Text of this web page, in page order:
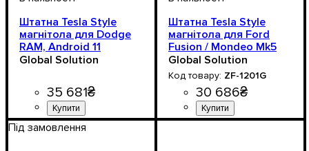
Штатна Tesla Style
магнітола для Dodge
RAM, Android 11
Global Solution
35 681₴
Штатна Tesla Style
магнітола для Ford
Fusion / Mondeo Mk5
2013–2019, Android 11,
12.1"
Global Solution
ZF-1201G
30 686₴
Під замовлення